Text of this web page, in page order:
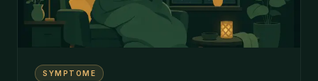
Min.31. Januar 2026
SYMPTOME